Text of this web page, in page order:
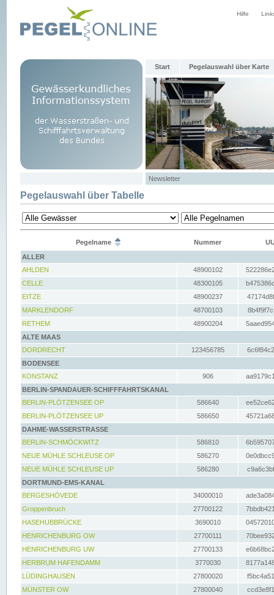
Hilfe
Start Pegelauswahl über Karte
Newsletter
Pegelauswahl über Tabelle
Pegelname Nummer
ALLER
AHLDEN
48900102
CELLE
48300105
EITZE
48900237
MARKLENDORF
48700103
RETHEM
48900204
ALTE MAAS
DORDRECHT
123456785
BODENSEE
KONSTANZ
906
BERLIN-SPANDAUER-SCHIFFFAHRTSKANAL
BERLIN-PLÖTZENSEE OP
586640
BERLIN-PLÖTZENSEE UP
586650
DAHME-WASSERSTRASSE
BERLIN-SCHMÖCKWITZ
586810
NEUE MÜHLE SCHLEUSE OP
586270
NEUE MÜHLE SCHLEUSE UP
586280
DORTMUND-EMS-KANAL
BERGESHÖVEDE
34000010
Groppenbruch
27700122
HASEHUBBRÜCKE
3690010
HENRICHENBURG OW
27700111
HENRICHENBURG UW
27700133
HERBRUM HAFENDAMM
3770030
LÜDINGHAUSEN
27800020
MÜNSTER OW
27800040